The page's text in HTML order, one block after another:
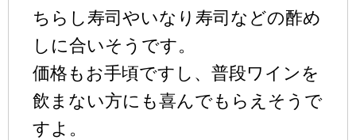
ちらし寿司やいなり寿司などの酢め
しに合いそうです。
価格もお手頃ですし、普段ワインを
飲まない方にも喜んでもらえそうで
すよ。